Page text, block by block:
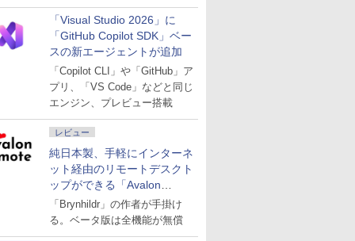
「Visual Studio 2026」に
「GitHub Copilot SDK」ベー
スの新エージェントが追加
「Copilot CLI」や「GitHub」ア
プリ、「VS Code」などと同じ
エンジン、プレビュー搭載
レビュー
純日本製、手軽にインターネ
ット経由のリモートデスクト
ップができる「Avalon
remote」
「Brynhildr」の作者が手掛け
る。ベータ版は全機能が無償